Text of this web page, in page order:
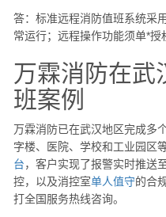
答：标准远程消防值班系统采
常运行；远程操作功能须单*授
万霖消防在武
班案例
万霖消防已在武汉地区完成多
字楼、医院、学校和工业园区
台，客户实现了报警实时推送
控，以及消控室单人值守的合
打全国服务热线咨询。